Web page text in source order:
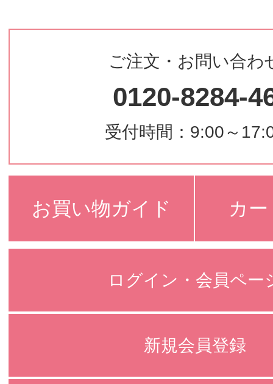
ご注文・お問い合わ
0120-8284-
受付時間：9:00～
お買い物ガイド カ
ログイン・会員ペー
新規会員登録